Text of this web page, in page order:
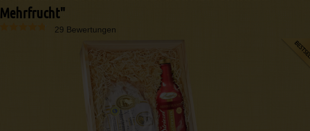
Mehrfrucht"
29 Bewertungen